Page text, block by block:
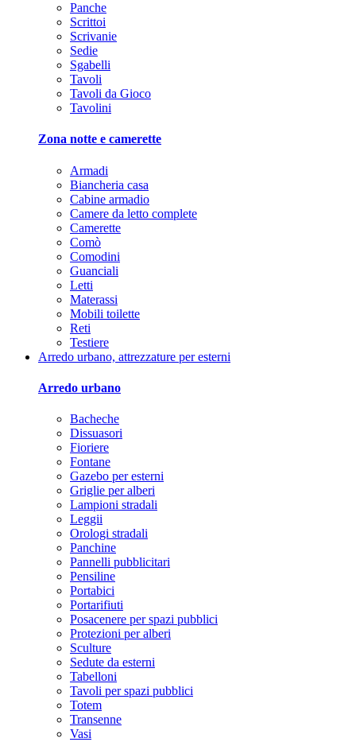
Panche
Scrittoi
Scrivanie
Sedie
Sgabelli
Tavoli
Tavoli da Gioco
Tavolini
Zona notte e camerette
Armadi
Biancheria casa
Cabine armadio
Camere da letto complete
Camerette
Comò
Comodini
Guanciali
Letti
Materassi
Mobili toilette
Reti
Testiere
Arredo urbano, attrezzature per esterni
Arredo urbano
Bacheche
Dissuasori
Fioriere
Fontane
Gazebo per esterni
Griglie per alberi
Lampioni stradali
Leggii
Orologi stradali
Panchine
Pannelli pubblicitari
Pensiline
Portabici
Portarifiuti
Posacenere per spazi pubblici
Protezioni per alberi
Sculture
Sedute da esterni
Tabelloni
Tavoli per spazi pubblici
Totem
Transenne
Vasi